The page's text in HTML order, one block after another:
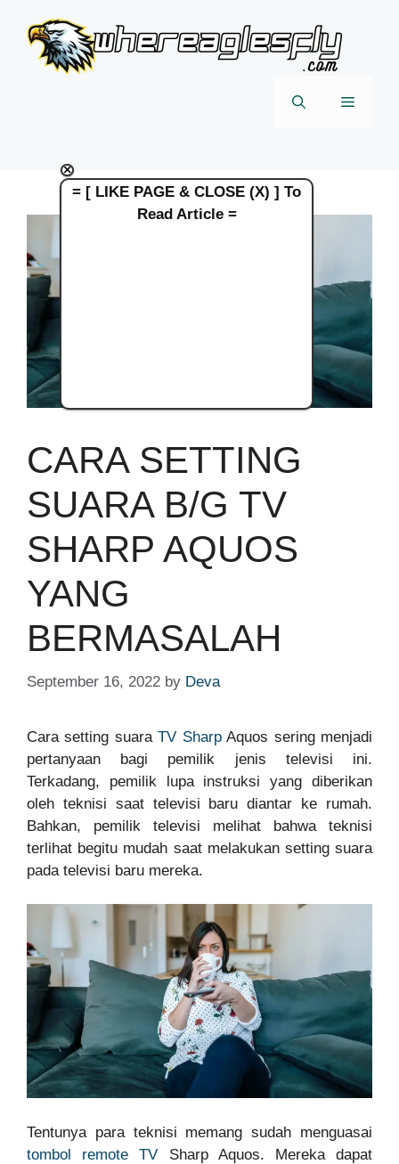
content
Menu
CARA SETTING
SUARA B/G TV
SHARP AQUOS
YANG
BERMASALAH
September 16, 2022 by Deva
Cara setting suaraTV SharpAquos sering menjadi
pertanyaan bagi pemilik jenis televisi ini.
Terkadang, pemilik lupa instruksi yang diberikan
oleh teknisi saat televisi baru diantar ke rumah.
Bahkan, pemilik televisi melihat bahwa teknisi
terlihat begitu mudah saat melakukan setting suara
pada televisi baru mereka.
Tentunya para teknisi memang sudah menguasai
tombol remote TV Sharp Aquos. Mereka dapat
×
= [ LIKE PAGE & CLOSE (X) ] To
Read Article =